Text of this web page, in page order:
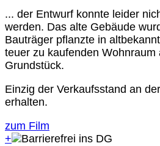
... der Entwurf konnte leider
werden. Das alte Gebäude
Bauträger pflanzte in
teuer zu kaufenden Wohnraum
Grundstück.
Einzig der Verkaufsstand an
erhalten.
zum Film
+